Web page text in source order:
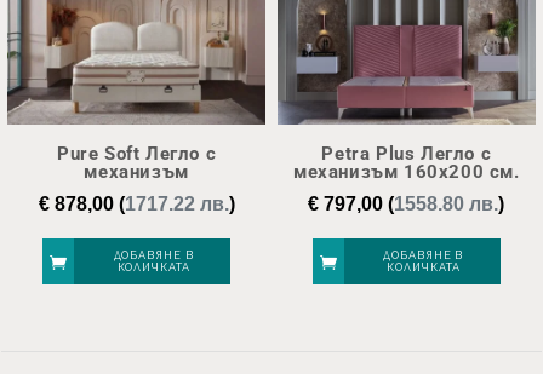
Pure Soft Легло с
механизъм
€878,00(1717.22 лв.)
ДОБАВЯНЕ В
КОЛИЧКАТА
Petra Plus Легло с
механизъм 160х200 см.
€ 797,00 (1558.80 лв.)
ДОБАВЯНЕ В
КОЛИЧКАТА